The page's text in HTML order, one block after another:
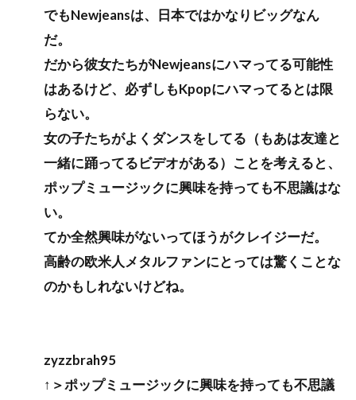
でもNewjeansは、日本ではかなりビッグなん
だ。
だから彼女たちがNewjeansにハマってる可能性
はあるけど、必ずしもKpopにハマってるとは限
らない。
女の子たちがよくダンスをしてる（もあは友達と
一緒に踊ってるビデオがある）ことを考えると、
ポップミュージックに興味を持っても不思議はな
い。
てか全然興味がないってほうがクレイジーだ。
高齢の欧米人メタルファンにとっては驚くことな
のかもしれないけどね。
zyzzbrah95
↑＞ポップミュージックに興味を持っても不思議